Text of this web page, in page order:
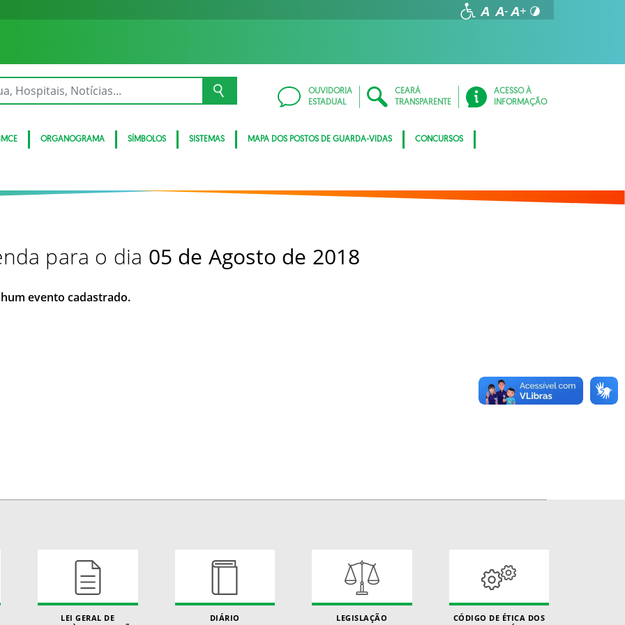
OUVIDORIA
ESTADUAL
CEARÁ
TRANSPARENTE
ACESSO À
INFORMAÇÃO
ORGANOGRAMA SÍMBOLOS SISTEMAS MAPA DOS POSTOS DE GUARDA-VIDAS CONCURSOS
para o dia 05 de Agosto de 2018
evento cadastrado.
LEI GERAL DE
DIÁRIO
LEGISLAÇÃO
CÓDIGO DE ÉTICA DOS